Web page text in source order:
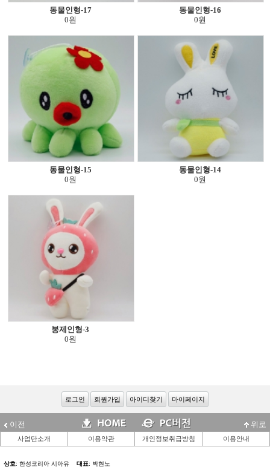
동물인형-17
0원
동물인형-16
0원
동물인형-15
0원
동물인형-14
0원
봉제인형-3
0원
로그인 회원가입 아이디찾기 마이페이지
이전 위로
사업단소개 이용약관 개인정보취급방침 이용안내
상호: 한성코리아 시아유 대표: 박현노